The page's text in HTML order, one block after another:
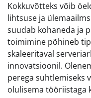
Kokkuvõtteks võib
lihtsuse ja
suudab kohaneda ja
toimimine põhineb
skaleeritaval
innovatsioonil.
perega suhtlemiseks
olulisema tööriistaga